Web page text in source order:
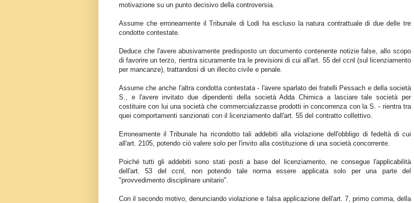
motivazione su un punto decisivo della controversia.
Assume che erroneamente il Tribunale di Lodi ha escluso la natura contrattuale di due delle tre
condotte contestate.
Deduce che l'avere abusivamente predisposto un documento contenente notizie false, allo scopo
di favorire un terzo, rientra sicuramente tra le previsioni di cui all'art. 55 del ccnl (sul licenziamento
per mancanze), trattandosi di un illecito civile e penale.
Assume che anche l'altra condotta contestata - l'avere sparlato dei fratelli Pessach e della società
S., e l'avere invitato due dipendenti della società Adda Chimica a lasciare tale società per
costituire con lui una società che commercializzasse prodotti in concorrenza con la S. - rientra tra
quei comportamenti sanzionati con il licenziamento dall'art. 55 del contratto collettivo.
Erroneamente il Tribunale ha ricondotto tali addebiti alla violazione dell'obbligo di fedeltà di cui
all'art. 2105, potendo ciò valere solo per l'invito alla costituzione di una società concorrente.
Poiché tutti gli addebiti sono stati posti a base del licenziamento, ne consegue l'applicabilità
dell'art. 53 del ccnl, non potendo tale norma essere applicata solo per una parte del
"provvedimento disciplinare unitario".
Con il secondo motivo, denunciando violazione e falsa applicazione dell'art. 7, primo comma, della